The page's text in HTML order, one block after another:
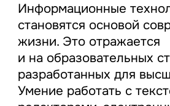
Информационные
становятся основой
жизни. Это отражается
и на образовательных
разработанных для
Умение работать с